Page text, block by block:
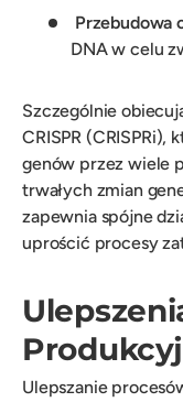
Przebudowa
DNA w celu
Szczególnie
CRISPR (CRISPRi),
genów przez wiele
trwałych zmian
zapewnia spójne
uprościć procesy
Ulepszanie